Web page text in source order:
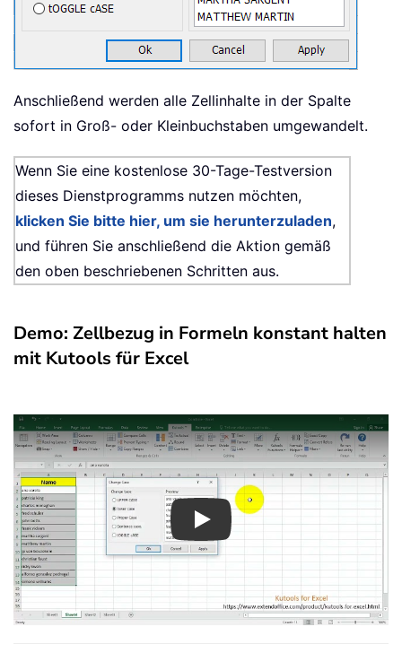
Anschließend werden alle Zellinhalte in der Spalte
sofort in Groß- oder Kleinbuchstaben umgewandelt.
Wenn Sie eine kostenlose 30-Tage-Testversion
dieses Dienstprogramms nutzen möchten,
klicken Sie bitte hier, um sie herunterzuladen,
und führen Sie anschließend die Aktion gemäß
den oben beschriebenen Schritten aus.
Demo: Zellbezug in Formeln konstant halten
mit Kutools für Excel
Play